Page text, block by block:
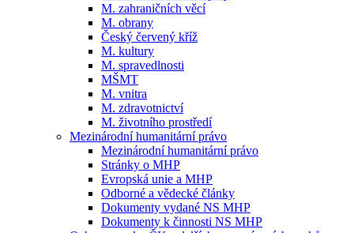
M. zahraničních věcí
M. obrany
Český červený kříž
M. kultury
M. spravedlnosti
MŠMT
M. vnitra
M. zdravotnictví
M. životního prostředí
Mezinárodní humanitární právo
Mezinárodní humanitární právo
Stránky o MHP
Evropská unie a MHP
Odborné a vědecké články
Dokumenty vydané NS MHP
Dokumenty k činnosti NS MHP